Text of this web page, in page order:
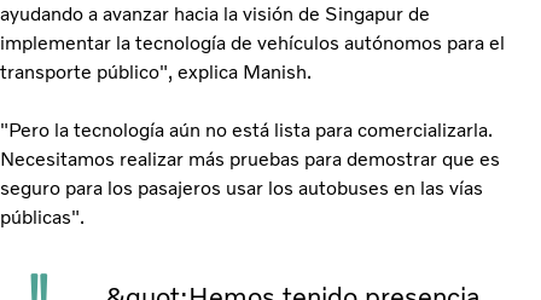
ayudando a avanzar hacia la visión de Singapur de
implementar la tecnología de vehículos autónomos para el
transporte público", explica Manish.
"Pero la tecnología aún no está lista para comercializarla.
Necesitamos realizar más pruebas para demostrar que es
seguro para los pasajeros usar los autobuses en las vías
públicas".